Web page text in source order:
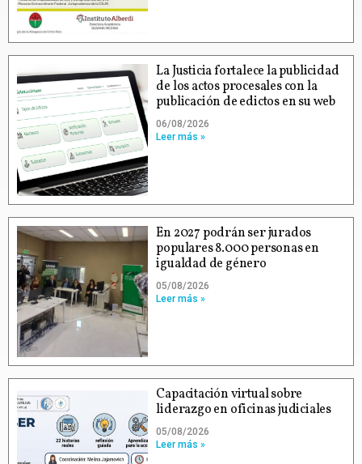
La Justicia fortalece la publicidad
de los actos procesales con la
publicación de edictos en su web
06/08/2026
Leer más »
En 2027 podrán ser jurados
populares 8.000 personas en
igualdad de género
05/08/2026
Leer más »
Capacitación virtual sobre
liderazgo en oficinas judiciales
05/08/2026
Leer más »